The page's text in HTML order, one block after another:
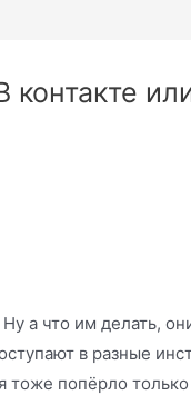
контакте
а что им делать,
в разные
попёрло только